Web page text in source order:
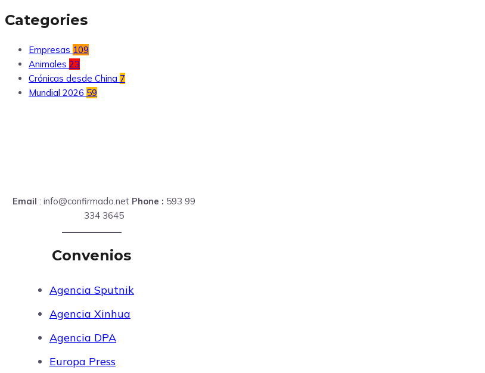
Categories
Empresas 109
Animales 23
Crónicas desde China 7
Mundial 2026 59
Email : info@confirmado.net Phone : 593 99
334 3645
Convenios
Agencia Sputnik
Agencia Xinhua
Agencia DPA
Europa Press